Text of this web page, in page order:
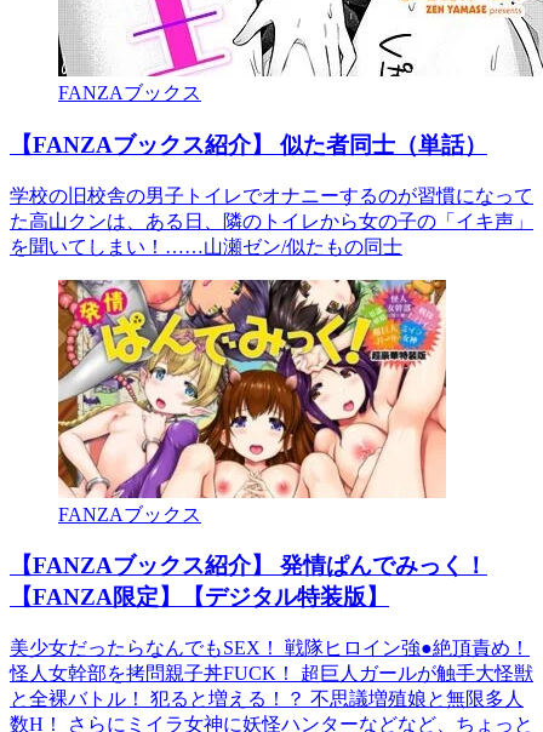
FANZAブックス
【FANZAブックス紹介】 似た者同士（単話）
学校の旧校舎の男子トイレでオナニーするのが習慣になって
た高山クンは、ある日、隣のトイレから女の子の「イキ声」
を聞いてしまい！……山瀬ゼン/似たもの同士
FANZAブックス
【FANZAブックス紹介】 発情ぱんでみっく！
【FANZA限定】【デジタル特装版】
美少女だったらなんでもSEX！ 戦隊ヒロイン強●絶頂責め！
怪人女幹部を拷問親子丼FUCK！ 超巨人ガールが触手大怪獣
と全裸バトル！ 犯ると増える！？ 不思議増殖娘と無限多人
数H！ さらにミイラ女神に妖怪ハンターなどなど、ちょっと